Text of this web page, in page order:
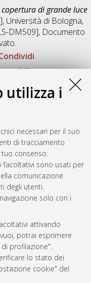
utilizza i
necessari per il suo
di tracciamento
consenso.
facoltativi sono usati per
comunicazione
degli utenti.
solo con i
attivando
potrai esprimere
profilazione".
lo stato dei
cookie" del
di grande luce
Università di Bologna,
DM509], Documento